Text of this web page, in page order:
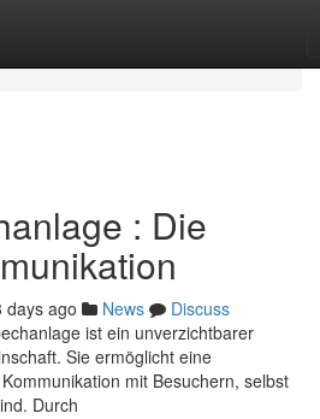
: Die
days ago News
Discuss
ist ein unverzichtbarer
Sie ermöglicht eine
mit Besuchern, selbst
Durch